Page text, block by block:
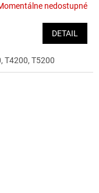
nedostupné
DETAIL
T4200, T5200